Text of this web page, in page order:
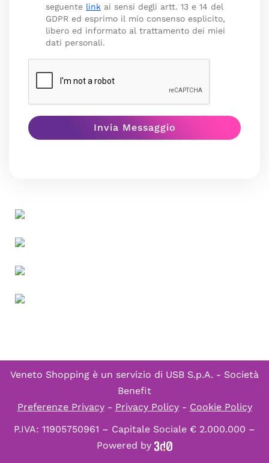
seguente link ai sensi degli artt. 13 e 14 del
GDPR ed esprimo il mio consenso esplicito,
libero ed informato al trattamento dei miei
dati personali.
Veneto Shopping è un servizio di USB S.p.A. - Società
Benefit
Preferenze Privacy- Privacy Policy- Cookie Policy
P.IVA: 11905750961 – Capitale Sociale € 2.000.000 –
Powered by